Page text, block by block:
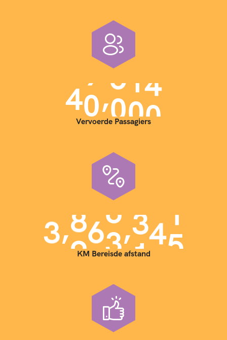
40,000
Vervoerde Passagiers
3,900,000
KM Bereisde afstand